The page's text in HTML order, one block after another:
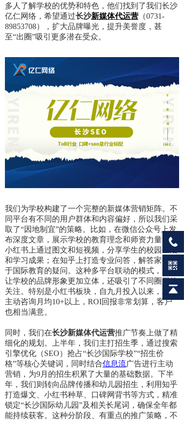
多人了解学校的优势和特色，他们找到了我们长沙
亿仁网络，希望通过长沙新媒体代运营 （0731-
89853708），扩大品牌曝光，提升美誉度，甚
至“出圈”吸引更多潜在受众。
我们为学校构建了一个完整的新媒体营销矩阵。不
同平台有不同的用户群体和内容偏好，所以我们采
取了“因地制宜”的策略。比如，在微信公众号上发
布深度文章，展示学校的教育理念和师资力量；在
小红书上通过图文和短视频，分享学生的校园生活
和学习成果；在知乎上打造专业问答，解答家长关
于国际教育的疑问。这种多平台联动的模式，不仅
让学校的品牌形象更加立体，还吸引了不同圈层的
关注。特别是小红书板块，自九月投入以来，粉丝
主动咨询月均10+以上，ROI回报非常划算，客户
也相当满意。
同时，我们在长沙新媒体代运营推广节奏上做了精
细化的规划。上半年，我们主打招生季，通过搜索
引擎优化（SEO）抢占“长沙国际学校”“招生价
格”等核心关键词，同时结合信息流广告进行主动
营销，为9月的招生积累了大量的基础数据。下半
年，我们则转向品牌传播和幼儿园招生，利用知乎
打造爆文、小红书种草、口碑网背书等方式，精准
锁定“长沙国际幼儿园”及相关长尾词，确保全年都
能持续获客。这种分阶段、有重点的推广策略，不